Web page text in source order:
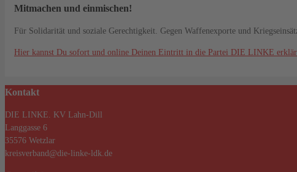
Mitmachen und einmischen!
Für Solidarität und soziale Gerechtigkeit. Gegen Waffenexporte und
Hier kannst Du sofort und online Deinen Eintritt in die Partei DIE LINKE
Kontakt
DIE LINKE. KV Lahn-Dill
Langgasse 6
35576 Wetzlar
kreisverband@die-linke-ldk.de